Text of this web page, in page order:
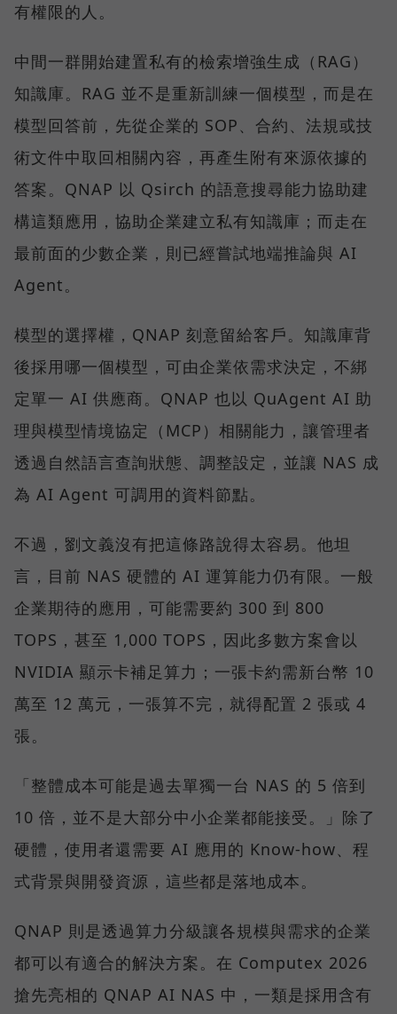
有權限的人。
中間一群開始建置私有的檢索增強生成（RAG）
知識庫。RAG 並不是重新訓練一個模型，而是在
模型回答前，先從企業的 SOP、合約、法規或技
術文件中取回相關內容，再產生附有來源依據的
答案。QNAP 以 Qsirch 的語意搜尋能力協助建
構這類應用，協助企業建立私有知識庫；而走在
最前面的少數企業，則已經嘗試地端推論與 AI
Agent。
模型的選擇權，QNAP 刻意留給客戶。知識庫背
後採用哪一個模型，可由企業依需求決定，不綁
定單一 AI 供應商。QNAP 也以 QuAgent AI 助
理與模型情境協定（MCP）相關能力，讓管理者
透過自然語言查詢狀態、調整設定，並讓 NAS 成
為 AI Agent 可調用的資料節點。
不過，劉文義沒有把這條路說得太容易。他坦
言，目前 NAS 硬體的 AI 運算能力仍有限。一般
企業期待的應用，可能需要約 300 到 800
TOPS，甚至 1,000 TOPS，因此多數方案會以
NVIDIA 顯示卡補足算力；一張卡約需新台幣 10
萬至 12 萬元，一張算不完，就得配置 2 張或 4
張。
「整體成本可能是過去單獨一台 NAS 的 5 倍到
10 倍，並不是大部分中小企業都能接受。」除了
硬體，使用者還需要 AI 應用的 Know-how、程
式背景與開發資源，這些都是落地成本。
QNAP 則是透過算力分級讓各規模與需求的企業
都可以有適合的解決方案。在 Computex 2026
搶先亮相的 QNAP AI NAS 中，一類是採用含有